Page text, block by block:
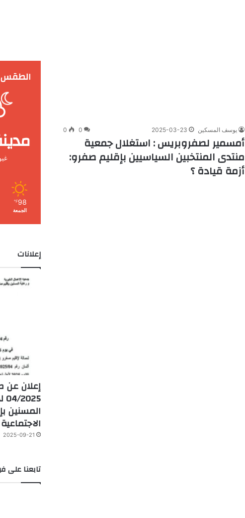
يوسف المسكين 2025-03-23
0
0
أمسمير لصفروبريس : استغلال جمعية
منتدى المنتخبين السياسيين بإقليم صفرو:
أزمة قيادة ؟
الطقس
98
℉
الجمعة
إعلانات
إعلان
المسنين
2025-09-21
تابعنا على